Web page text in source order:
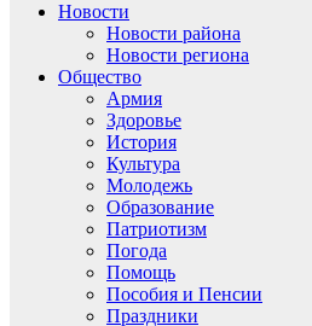
Новости
Новости района
Новости региона
Общество
Армия
Здоровье
История
Культура
Молодежь
Образование
Патриотизм
Погода
Помощь
Пособия и Пенсии
Праздники